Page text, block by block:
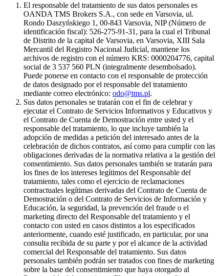
El responsable del tratamiento de sus datos personales es
OANDA TMS Brokers S.A., con sede en Varsovia, ul.
Rondo Daszyńskiego 1, 00-843 Varsovia, NIP (Número de
identificación fiscal): 526-275-91-31, para la cual el Tribunal
de Distrito de la capital de Varsovia, en Varsovia, XIII Sala
Mercantil del Registro Nacional Judicial, mantiene los
archivos de registro con el número KRS: 0000204776, capital
social de 3 537 560 PLN (integralmente desembolsado).
Puede ponerse en contacto con el responsable de protección
de datos designado por el responsable del tratamiento
mediante correo electrónico: odo@tms.pl.
Sus datos personales se tratarán con el fin de celebrar y
ejecutar el Contrato de Servicios Informativos y Educativos y
el Contrato de Cuenta de Demostración entre usted y el
responsable del tratamiento, lo que incluye también la
adopción de medidas a petición del interesado antes de la
celebración de dichos contratos, así como para cumplir con las
obligaciones derivadas de la normativa relativa a la gestión del
consentimiento. Sus datos personales también se tratarán para
los fines de los intereses legítimos del Responsable del
tratamiento, tales como el ejercicio de reclamaciones
contractuales legítimas derivadas del Contrato de Cuenta de
Demostración o del Contrato de Servicios de Información y
Educación, la seguridad, la prevención del fraude o el
marketing directo del Responsable del tratamiento y el
contacto con usted en casos distintos a los especificados
anteriormente, cuando esté justificado, en particular, por una
consulta recibida de su parte y por el alcance de la actividad
comercial del Responsable del tratamiento. Sus datos
personales también podrán ser tratados con fines de marketing
sobre la base del consentimiento que haya otorgado al